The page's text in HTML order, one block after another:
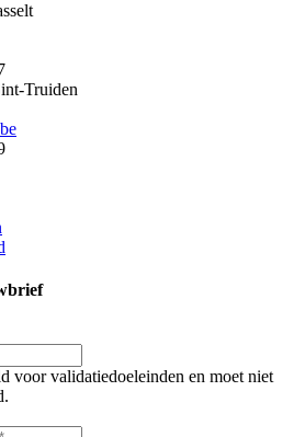
Truiden
voor validatiedoeleinden en moet niet